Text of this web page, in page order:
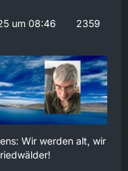
um 08:46
2359
Wir werden alt, wir